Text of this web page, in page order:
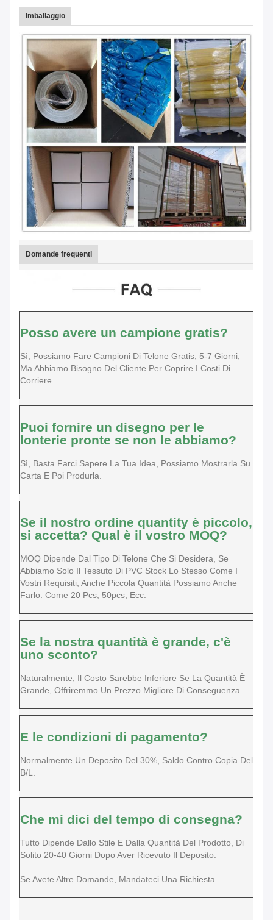
Imballaggio
Domande frequenti
Posso avere un campione gratis?
Sì, Possiamo Fare Campioni Di Telone Gratis, 5-7 Giorni,
Ma Abbiamo Bisogno Del Cliente Per Coprire I Costi Di
Corriere.
Puoi fornire un disegno per le
lonterie pronte se non le abbiamo?
Sì, Basta Farci Sapere La Tua Idea, Possiamo Mostrarla Su
Carta E Poi Produrla.
Se il nostro ordine quantity è piccolo,
si accetta? Qual è il vostro MOQ?
MOQ Dipende Dal Tipo Di Telone Che Si Desidera, Se
Abbiamo Solo Il Tessuto Di PVC Stock Lo Stesso Come I
Vostri Requisiti, Anche Piccola Quantità Possiamo Anche
Farlo. Come 20 Pcs, 50pcs, Ecc.
Se la nostra quantità è grande, c'è
uno sconto?
Naturalmente, Il Costo Sarebbe Inferiore Se La Quantità È
Grande, Offriremmo Un Prezzo Migliore Di Conseguenza.
E le condizioni di pagamento?
Normalmente Un Deposito Del 30%, Saldo Contro Copia Del
B/L.
Che mi dici del tempo di consegna?
Tutto Dipende Dallo Stile E Dalla Quantità Del Prodotto, Di
Solito 20-40 Giorni Dopo Aver Ricevuto Il Deposito.
Se Avete Altre Domande, Mandateci Una Richiesta.